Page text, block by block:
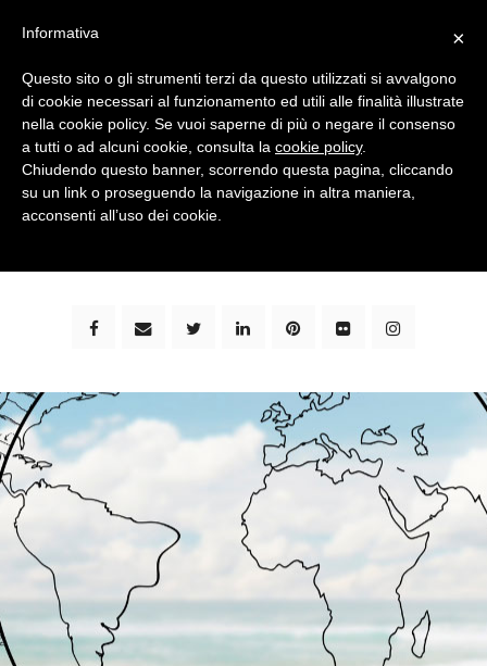
bimbi e viaggi - family travel blog: community #1 in
×
Informativa
Questo sito o gli strumenti terzi da questo utilizzati si avvalgono
di cookie necessari al funzionamento ed utili alle finalità illustrate
nella cookie policy. Se vuoi saperne di più o negare il consenso
a tutti o ad alcuni cookie, consulta la cookie policy.
Chiudendo questo banner, scorrendo questa pagina, cliccando
su un link o proseguendo la navigazione in altra maniera,
acconsenti all’uso dei cookie.